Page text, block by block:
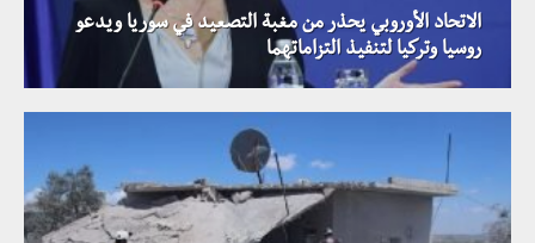
الاتحاد الأوروبي يحذر من مغبة التصعيد في سوريا ويدعو
روسيا وتركيا لتنفيذ التزاماتهما